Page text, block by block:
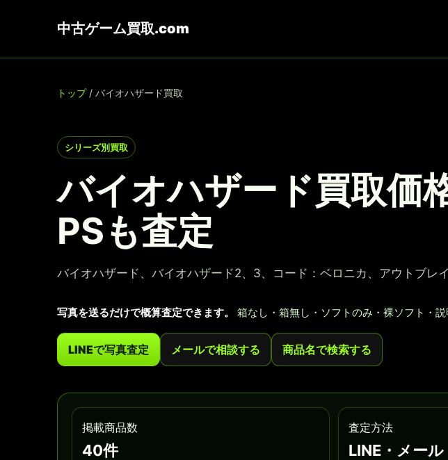
中古ゲーム買取.com
トップ/ バイオハザード買取
シリーズ別買取
バイオハザード買取価
PSも査定
バイオハザード、バイオハザード2、3、コード：ベロニカ、アウトブレ
写真を送るだけで概算査定できます。 箱なし・箱無し・ソフトのみ・裸ソフト・
LINEで写真査定 メールで相談する 商品名で検索する
掲載商品数
40件
査定方法
LINE・メール